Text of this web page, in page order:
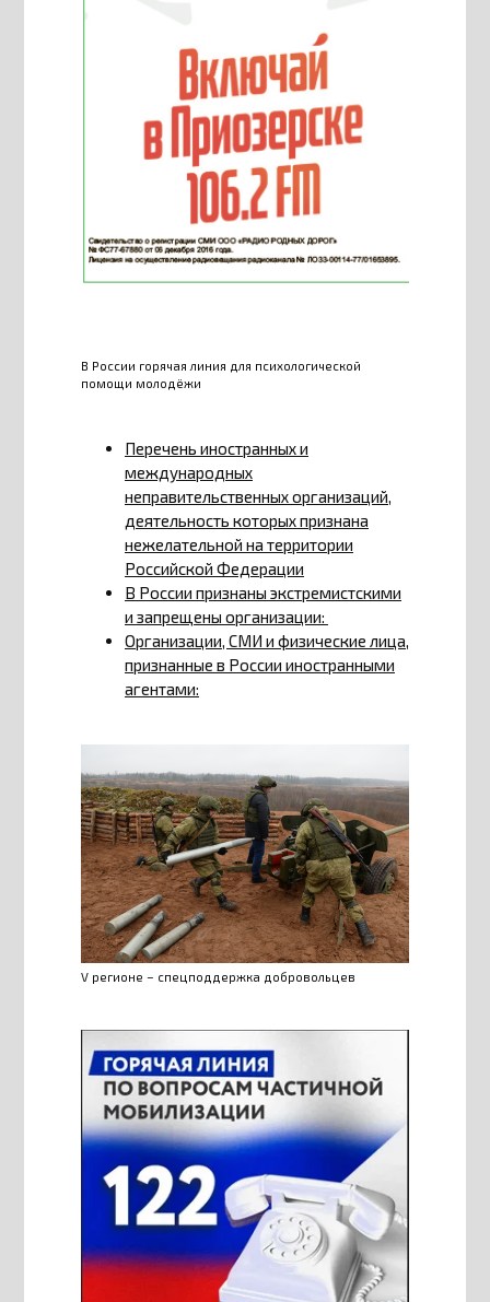
В России горячая линия для психологической
помощи молодёжи
Перечень иностранных и
международных
неправительственных организаций,
деятельность которых признана
нежелательной на территории
Российской Федерации
В России признаны экстремистскими
и запрещены организации:
Организации, СМИ и физические лица,
признанные в России иностранными
агентами:
V регионе – спецподдержка добровольцев